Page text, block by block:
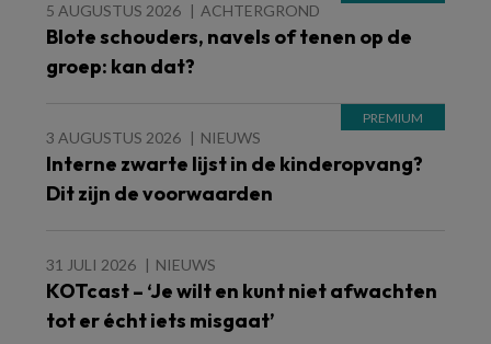
5 AUGUSTUS 2026 ACHTERGROND
Blote schouders, navels of tenen op de
groep: kan dat?
3 AUGUSTUS 2026 NIEUWS
Interne zwarte lijst in de kinderopvang?
Dit zijn de voorwaarden
31 JULI 2026 NIEUWS
KOTcast – ‘Je wilt en kunt niet afwachten
tot er écht iets misgaat’